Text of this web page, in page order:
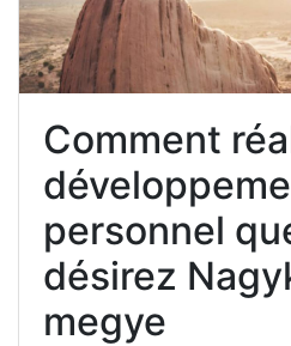
Comment
personnel
désirez
megye